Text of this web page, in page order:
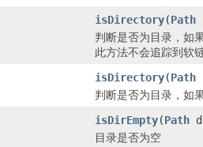
isDirectory(Path
判断是否为目录，如
此方法不会追踪到软
isDirectory(Path
判断是否为目录，如
isDirEmpty(Path
目录是否为空